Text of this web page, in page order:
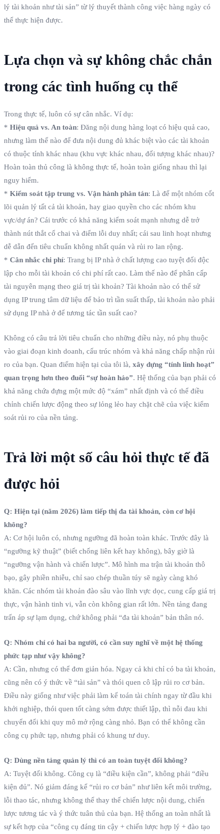
lý tài khoản như tài sản” từ lý thuyết thành công việc hàng ngày có
thể thực hiện được.
Lựa chọn và sự không chắc chắn
trong các tình huống cụ thể
Trong thực tế, luôn có sự cân nhắc. Ví dụ:
* Hiệu quả vs. An toàn: Đăng nội dung hàng loạt có hiệu quả cao,
nhưng làm thế nào để đưa nội dung đủ khác biệt vào các tài khoản
có thuộc tính khác nhau (khu vực khác nhau, đối tượng khác nhau)?
Hoàn toàn thủ công là không thực tế, hoàn toàn giống nhau thì lại
nguy hiểm.
* Kiểm soát tập trung vs. Vận hành phân tán: Là để một nhóm cốt
lõi quản lý tất cả tài khoản, hay giao quyền cho các nhóm khu
vực/dự án? Cái trước có khả năng kiểm soát mạnh nhưng dễ trở
thành nút thắt cổ chai và điểm lỗi duy nhất; cái sau linh hoạt nhưng
dễ dẫn đến tiêu chuẩn không nhất quán và rủi ro lan rộng.
* Cân nhắc chi phí: Trang bị IP nhà ở chất lượng cao tuyệt đối độc
lập cho mỗi tài khoản có chi phí rất cao. Làm thế nào để phân cấp
tài nguyên mạng theo giá trị tài khoản? Tài khoản nào có thể sử
dụng IP trung tâm dữ liệu để bảo trì tần suất thấp, tài khoản nào phải
sử dụng IP nhà ở để tương tác tần suất cao?
Không có câu trả lời tiêu chuẩn cho những điều này, nó phụ thuộc
vào giai đoạn kinh doanh, cấu trúc nhóm và khả năng chấp nhận rủi
ro của bạn. Quan điểm hiện tại của tôi là, xây dựng “tính linh hoạt”
quan trọng hơn theo đuổi “sự hoàn hảo”. Hệ thống của bạn phải có
khả năng chứa đựng một mức độ “xám” nhất định và có thể điều
chỉnh chiến lược động theo sự lỏng lẻo hay chặt chẽ của việc kiểm
soát rủi ro của nền tảng.
Trả lời một số câu hỏi thực tế đã
được hỏi
Q: Hiện tại (năm 2026) làm tiếp thị đa tài khoản, còn cơ hội
không?
A: Cơ hội luôn có, nhưng ngưỡng đã hoàn toàn khác. Trước đây là
“ngưỡng kỹ thuật” (biết chống liên kết hay không), bây giờ là
“ngưỡng vận hành và chiến lược”. Mô hình ma trận tài khoản thô
bạo, gây phiền nhiễu, chỉ sao chép thuần túy sẽ ngày càng khó
khăn. Các nhóm tài khoản đào sâu vào lĩnh vực dọc, cung cấp giá trị
thực, vận hành tinh vi, vẫn còn không gian rất lớn. Nền tảng đang
trấn áp sự lạm dụng, chứ không phải “đa tài khoản” bản thân nó.
Q: Nhóm chỉ có hai ba người, có cần suy nghĩ về một hệ thống
phức tạp như vậy không?
A: Cần, nhưng có thể đơn giản hóa. Ngay cả khi chỉ có ba tài khoản,
cũng nên có ý thức về “tài sản” và thói quen cô lập rủi ro cơ bản.
Điều này giống như việc phải làm kế toán tài chính ngay từ đầu khi
khởi nghiệp, thói quen tốt càng sớm được thiết lập, thì nỗi đau khi
chuyển đổi khi quy mô mở rộng càng nhỏ. Bạn có thể không cần
công cụ phức tạp, nhưng phải có khung tư duy.
Q: Dùng nền tảng quản lý thì có an toàn tuyệt đối không?
A: Tuyệt đối không. Công cụ là “điều kiện cần”, không phải “điều
kiện đủ”. Nó giảm đáng kể “rủi ro cơ bản” như liên kết môi trường,
lỗi thao tác, nhưng không thể thay thế chiến lược nội dung, chiến
lược tương tác và ý thức tuân thủ của bạn. Hệ thống an toàn nhất là
sự kết hợp của “công cụ đáng tin cậy + chiến lược hợp lý + đào tạo